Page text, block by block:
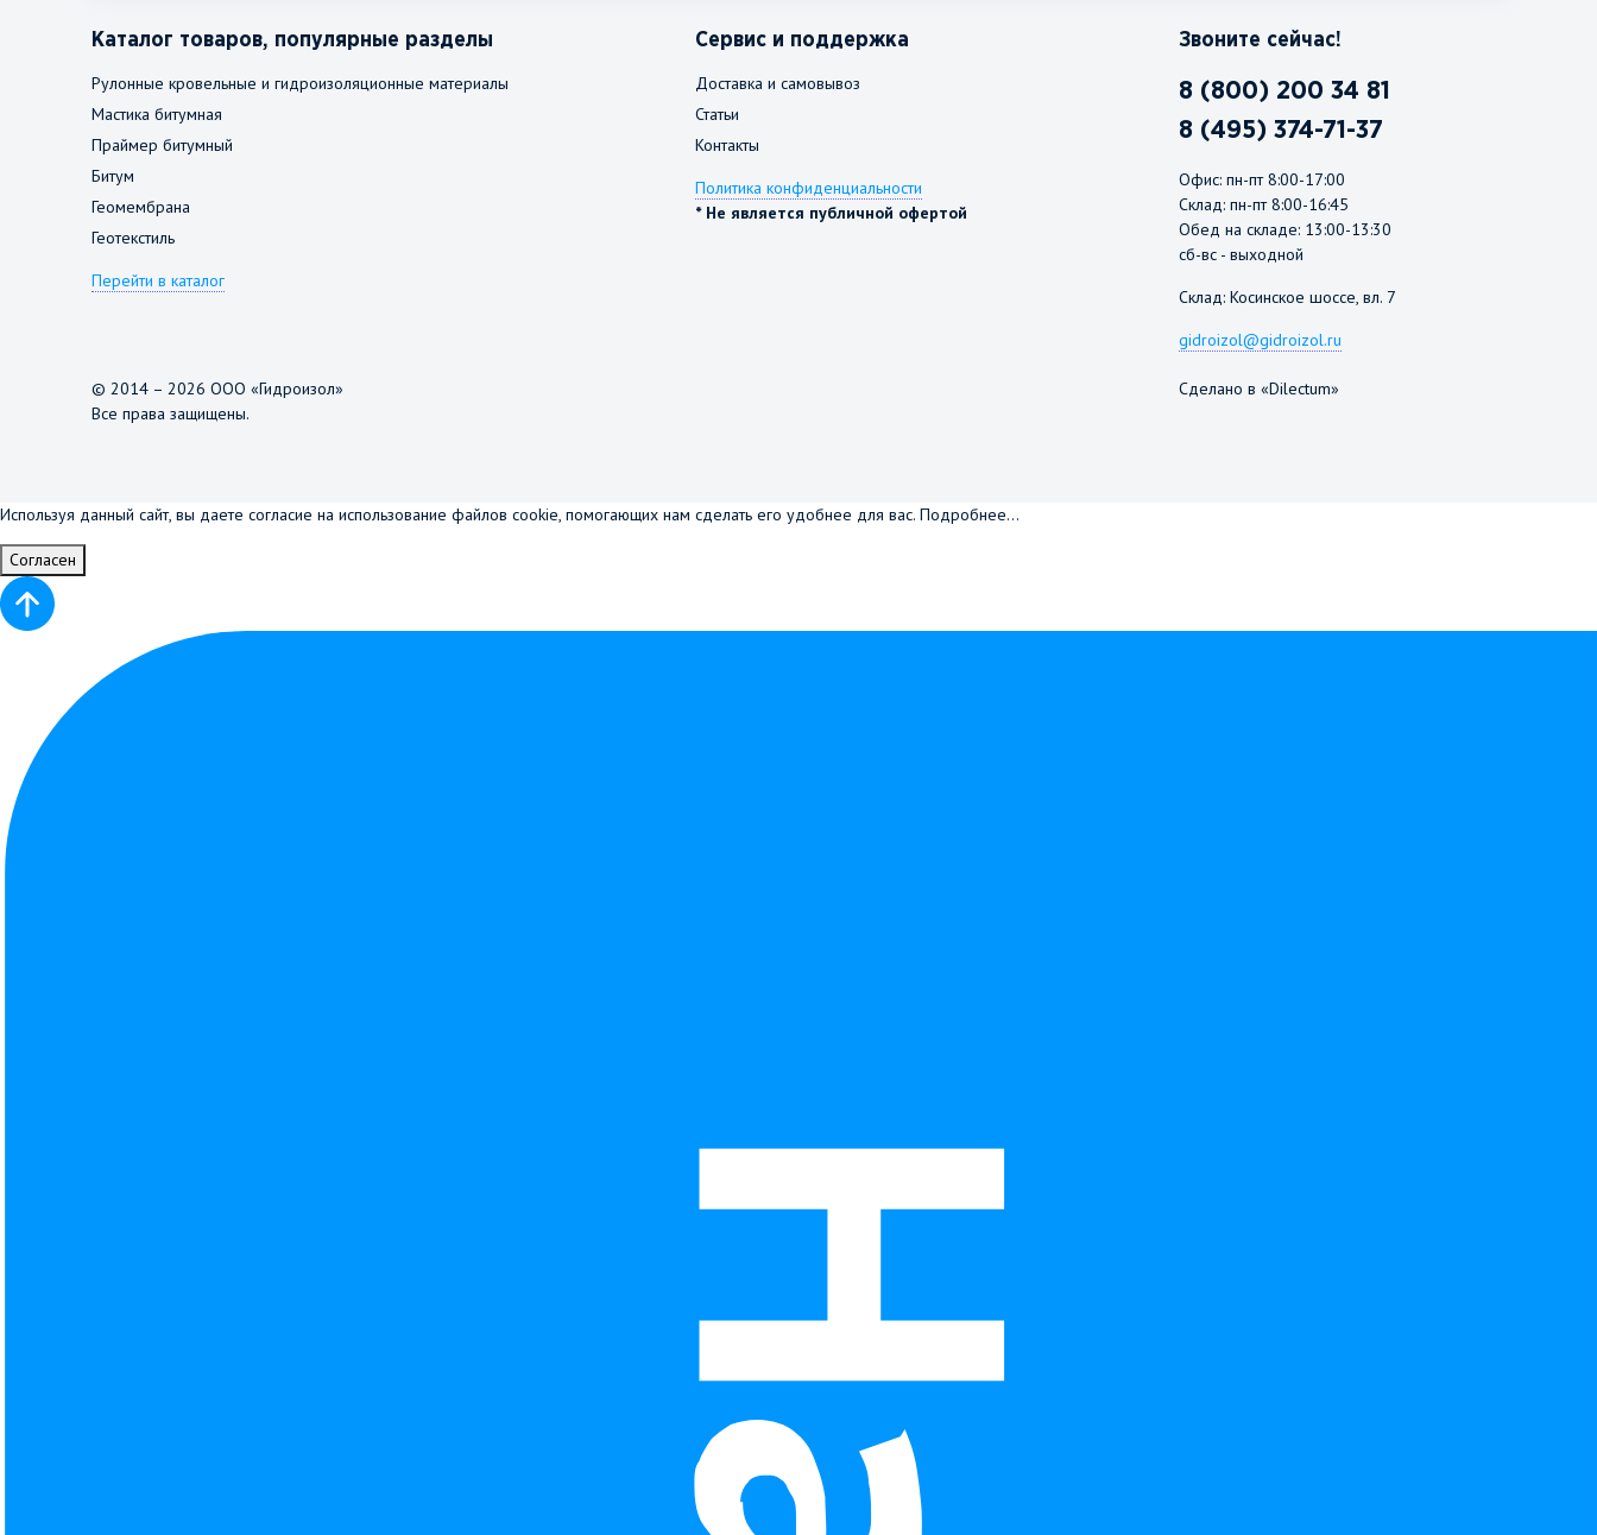
Каталог товаров, популярные разделы
Рулонные кровельные и гидроизоляционные материалы
Мастика битумная
Праймер битумный
Битум
Геомембрана
Геотекстиль
Перейти в каталог
Сервис и поддержка
Доставка и самовывоз
Статьи
Контакты
Политика конфиденциальности
* Не является публичной офертой
Звоните сейчас!
8 (800) 200 34 81
8 (495) 374-71-37
Офис: пн-пт 8:00-17:00
Склад: пн-пт 8:00-16:45
Обед на складе: 13:00-13:30
сб-вс - выходной
Склад: Косинское шоссе, вл. 7
gidroizol@gidroizol.ru
© 2014 – 2026 ООО «Гидроизол»
Все права защищены.
Сделано в «Dilectum»
Используя данный сайт, вы даете согласие на использование файлов cookie, помогающих нам сделать его удобнее для вас. Подробнее...
Согласен